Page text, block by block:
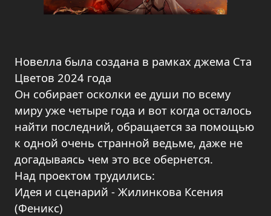
Новелла была создана в рамках джема Ста
Цветов 2024 года
Он собирает осколки ее души по всему
миру уже четыре года и вот когда осталось
найти последний, обращается за помощью
к одной очень странной ведьме, даже не
догадываясь чем это все обернется.
Над проектом трудились:
Идея и сценарий - Жилинкова Ксения
(Феникс)